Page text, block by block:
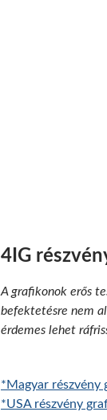
4IG
A grafikonok erős
befektetésre nem
érdemes lehet
*Magyar részvény
*USA részvény